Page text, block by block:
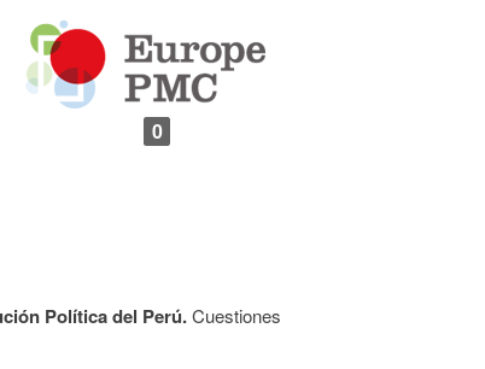
0
Política del Perú.Cuestiones